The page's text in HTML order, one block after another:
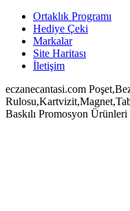
Ortaklık Programı
Hediye Çeki
Markalar
Site Haritası
İletişim
eczanecantasi.com
Baskılı Promosyon